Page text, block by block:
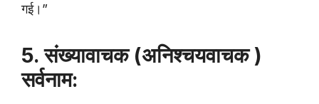
गई।”
5. संख्यावाचक (अनिश्चयवाचक )
सर्वनाम: